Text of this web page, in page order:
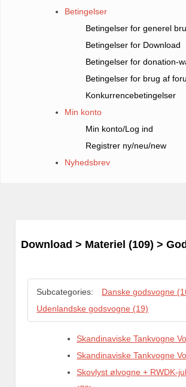
Betingelser
Betingelser for generel
Betingelser for Download
Betingelser for donation-
Betingelser for brug af
Konkurrencebetingelser
Min konto
Min konto/Log ind
Registrer ny/neu/new
Nyhedsbrev
Download > Materiel (109) >
Subcategories:
Danske godsvogne
Udenlandske godsvogne (19)
Skandinaviske Tankvogne
Skandinaviske Tankvogne
Skovlyst ølvogne + RWDK-